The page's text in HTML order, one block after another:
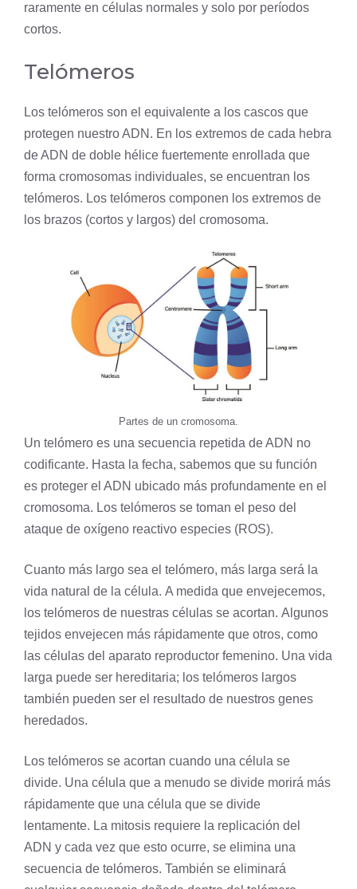
raramente en células normales y solo por períodos
cortos.
Telómeros
Los telómeros son el equivalente a los cascos que
protegen nuestro ADN. En los extremos de cada hebra
de ADN de doble hélice fuertemente enrollada que
forma cromosomas individuales, se encuentran los
telómeros. Los telómeros componen los extremos de
los brazos (cortos y largos) del cromosoma.
Partes de un cromosoma.
Un telómero es una secuencia repetida de ADN no
codificante. Hasta la fecha, sabemos que su función
es proteger el ADN ubicado más profundamente en el
cromosoma. Los telómeros se toman el peso del
ataque de oxígeno reactivo especies (ROS).
Cuanto más largo sea el telómero, más larga será la
vida natural de la célula. A medida que envejecemos,
los telómeros de nuestras células se acortan. Algunos
tejidos envejecen más rápidamente que otros, como
las células del aparato reproductor femenino. Una vida
larga puede ser hereditaria; los telómeros largos
también pueden ser el resultado de nuestros genes
heredados.
Los telómeros se acortan cuando una célula se
divide. Una célula que a menudo se divide morirá más
rápidamente que una célula que se divide
lentamente. La mitosis requiere la replicación del
ADN y cada vez que esto ocurre, se elimina una
secuencia de telómeros. También se eliminará